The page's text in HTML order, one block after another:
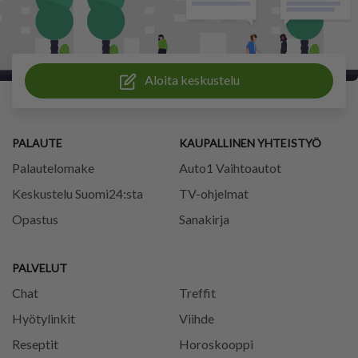
Aloita keskustelu
PALAUTE
Palautelomake
Keskustelu Suomi24:sta
Opastus
PALVELUT
Chat
Treffit
Hyötylinkit
Viihde
Reseptit
Horoskooppi
KAUPALLINEN YHTEISTYÖ
Auto1 Vaihtoautot
TV-ohjelmat
Sanakirja